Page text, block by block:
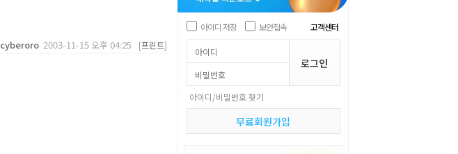
cyberoro 2003-11-15 오후 04:25 [프린트]
아이디 저장 보안접속 고객센터
아이디/비밀번호 찾기
무료회원가입